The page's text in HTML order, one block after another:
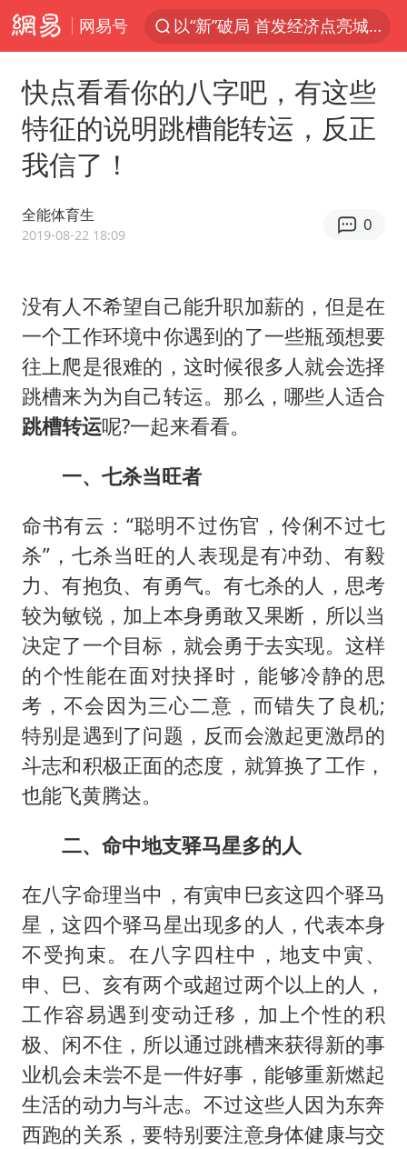
网易号
以“新”破局 首发经济点亮城市消费活力
中方回应是否开采太平洋海底稀土资源
昆明石林火把节
胡塞武装袭扰红海航运行动升级
80后女柜员逆袭成4200亿银行副行长
感觉全东北都在等7号
扎哈罗娃批广岛市长不提美国原子弹
泰国一女公务员妆容引争议 本人回应
多地要求领导干部带头休假
村民谈“梅姨”：叫的其实是“媒姨”
关之琳否认与27岁模特的恋情
把党建设得更加坚强有力
奋进开新局 实干挑大梁
快点看看你的八字吧，有这些
特征的说明跳槽能转运，反正
我信了！
全能体育生
2019-08-22 18:09
0
没有人不希望自己能升职加薪的，但是在
一个工作环境中你遇到的了一些瓶颈想要
往上爬是很难的，这时候很多人就会选择
跳槽来为为自己转运。那么，哪些人适合
跳槽转运呢?一起来看看。
一、七杀当旺者
命书有云：“聪明不过伤官，伶俐不过七
杀”，七杀当旺的人表现是有冲劲、有毅
力、有抱负、有勇气。有七杀的人，思考
较为敏锐，加上本身勇敢又果断，所以当
决定了一个目标，就会勇于去实现。这样
的个性能在面对抉择时，能够冷静的思
考，不会因为三心二意，而错失了良机;
特别是遇到了问题，反而会激起更激昂的
斗志和积极正面的态度，就算换了工作，
也能飞黄腾达。
二、命中地支驿马星多的人
在八字命理当中，有寅申巳亥这四个驿马
星，这四个驿马星出现多的人，代表本身
不受拘束。在八字四柱中，地支中寅、
申、巳、亥有两个或超过两个以上的人，
工作容易遇到变动迁移，加上个性的积
极、闲不住，所以通过跳槽来获得新的事
业机会未尝不是一件好事，能够重新燃起
生活的动力与斗志。不过这些人因为东奔
西跑的关系，要特别要注意身体健康与交